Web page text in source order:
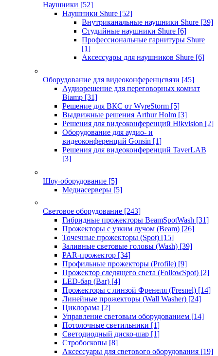
Наушники [52]
Наушники Shure [52]
Внутриканальные наушники Shure [39]
Студийные наушники Shure [6]
Профессиональные гарнитуры Shure
[1]
Аксессуары для наушников Shure [6]
Оборудование для видеоконференцсвязи [45]
Аудиорешение для переговорных комнат
Biamp [31]
Решение для ВКС от WyreStorm [5]
Выдвижные решения Arthur Holm [3]
Решения для видеоконференций Hikvision [2]
Оборудование для аудио- и
видеоконференций Gonsin [1]
Решения для видеоконференций TaverLAB
[3]
Шоу-оборудование [5]
Медиасерверы [5]
Световое оборудование [243]
Гибридные прожекторы BeamSpotWash [31]
Прожекторы с узким лучом (Beam) [26]
Точечные прожекторы (Spot) [15]
Заливные световые головы (Wash) [39]
PAR-прожектор [34]
Профильные прожекторы (Profile) [9]
Прожектор следящего света (FollowSpot) [2]
LED-бар (Bar) [4]
Прожекторы с линзой Френеля (Fresnel) [14]
Линейные прожекторы (Wall Washer) [24]
Циклорама [2]
Управление световым оборудованием [14]
Потолочные светильники [1]
Светодиодный диско-шар [1]
Стробоскопы [8]
Аксессуары для светового оборудования [19]